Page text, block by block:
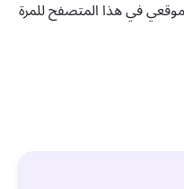
في هذا المتصفح للمرة